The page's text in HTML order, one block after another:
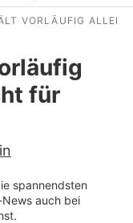
VORLÄUFIG
für
spannendsten
auch bei